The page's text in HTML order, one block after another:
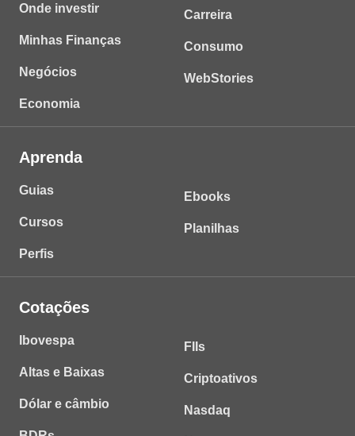
Onde investir
Minhas Finanças
Negócios
Economia
Carreira
Consumo
WebStories
Aprenda
Guias
Cursos
Perfis
Ebooks
Planilhas
Cotações
Ibovespa
Altas e Baixas
Dólar e câmbio
FIIs
Criptoativos
Nasdaq